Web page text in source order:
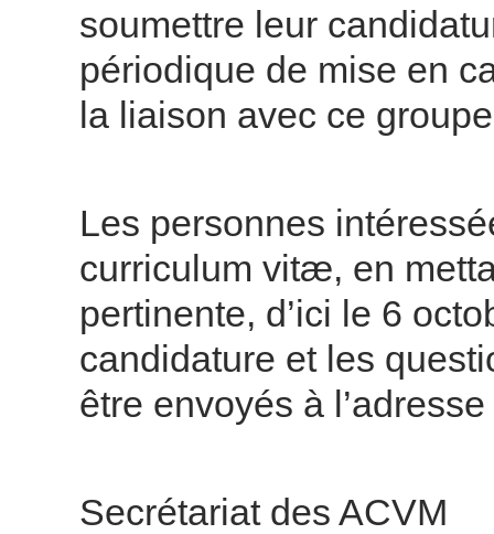
soumettre leur
périodique de mise en
la liaison avec ce
Les personnes
curriculum vitæ, en
pertinente, d’ici le 6
candidature et les
être envoyés à
Secrétariat des ACVM